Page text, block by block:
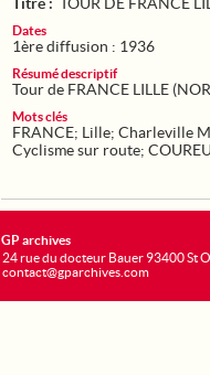
Dates
1ère diffusion : 1936
Résumé descriptif
Tour de FRANCE LILLE
Mots clés
FRANCE; Lille; Charleville
Cyclisme sur route;
GP archives
24 rue du docteur Bauer 93400 St
contact@gparchives.com